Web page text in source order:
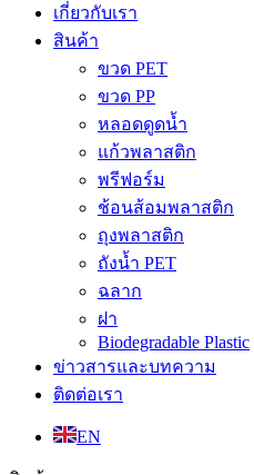
เกี่ยวกับเรา
สินค้า
ขวด PET
ขวด PP
หลอดดูดน้ำ
แก้วพลาสติก
พรีฟอร์ม
ช้อนส้อมพลาสติก
ถุงพลาสติก
ถังน้ำ PET
ฉลาก
ฝา
Biodegradable Plastic
ข่าวสารและบทความ
ติดต่อเรา
EN